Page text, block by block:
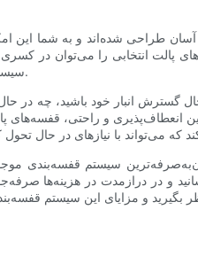
طراحی شده‌اند و به شما این
پالت انتخابی را می‌توان در
سیستم‌های قفسه‌بندی نصب کرد.
گسترش انبار خود باشید، چه در
انعطاف‌پذیری و راحتی، قفسه‌های
سیستم قفسه‌بندی
و در درازمدت در هزینه‌ها